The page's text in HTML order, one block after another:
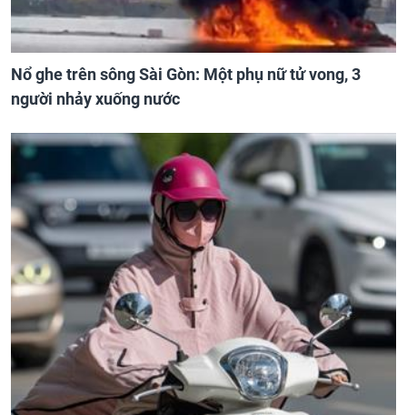
Nổ ghe trên sông Sài Gòn: Một phụ nữ tử vong, 3
người nhảy xuống nước